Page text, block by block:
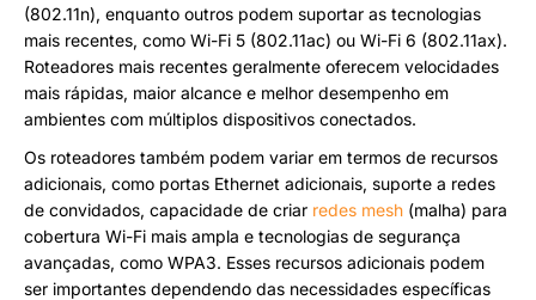
(802.11n), enquanto outros podem suportar as tecnologias
mais recentes, como Wi-Fi 5 (802.11ac) ou Wi-Fi 6 (802.11ax).
Roteadores mais recentes geralmente oferecem velocidades
mais rápidas, maior alcance e melhor desempenho em
ambientes com múltiplos dispositivos conectados.
Os roteadores também podem variar em termos de recursos
adicionais, como portas Ethernet adicionais, suporte a redes
de convidados, capacidade de criar redes mesh (malha) para
cobertura Wi-Fi mais ampla e tecnologias de segurança
avançadas, como WPA3. Esses recursos adicionais podem
ser importantes dependendo das necessidades específicas